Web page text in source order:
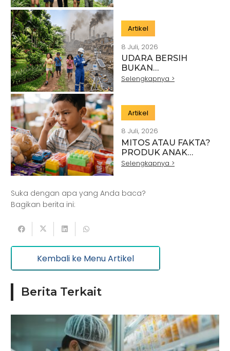
MENCIPTAKAN
DAMPAK YANG
BERKELANJUTAN
Artikel
8 Juli, 2026
UDARA BERSIH
BUKAN
KEMEWAHAN:
MENENTUKAN
MASA DEPAN
GENERASI EMAS
INDONESIA
Selengkapnya >
Artikel
8 Juli, 2026
MITOS ATAU FAKTA?
PRODUK ANAK
YANG AMAN TIDAK
Selengkapnya >
Suka dengan apa yang Anda baca?
Bagikan berita ini:
Kembali ke Menu Artikel
Berita Terkait